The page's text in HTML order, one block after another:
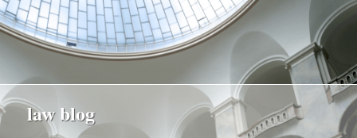
law blog